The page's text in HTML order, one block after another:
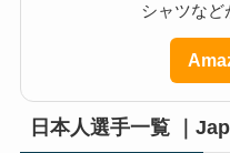
シャツなど
日本人選手一覧 ｜